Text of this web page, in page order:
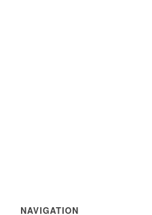
NAVIGATION